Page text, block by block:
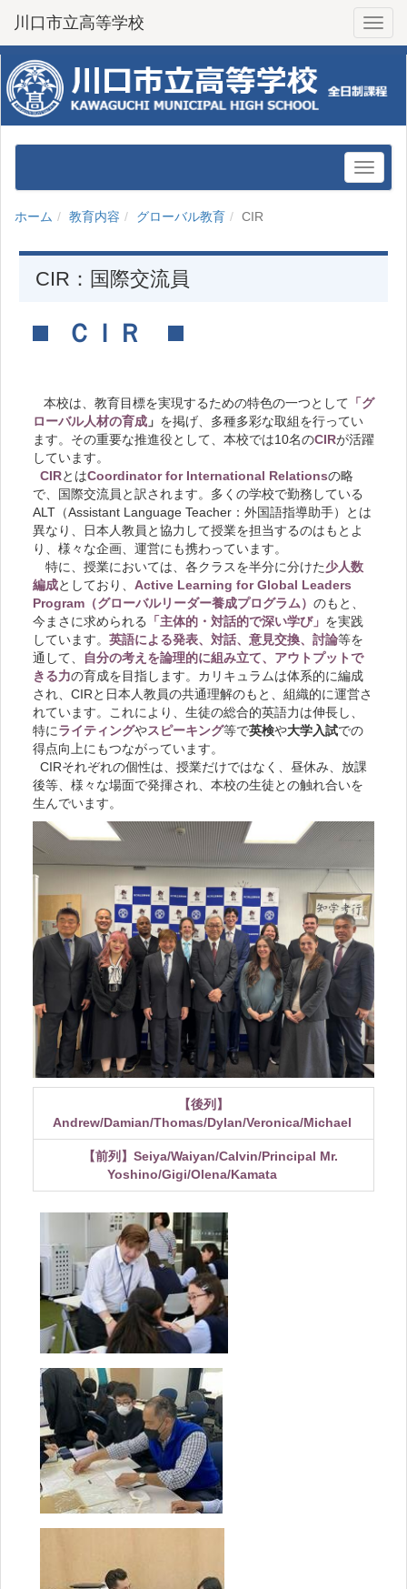
川口市立高等学校
ホーム 教育内容 グローバル教育 CIR
CIR：国際交流員
ＣＩＲ
本校は、教育目標を実現するための特色の一つとして 「グ
ローバル人材の育成 」 を掲げ、多種多彩な取組を行ってい
ます。その重要な推進役として、本校では10名のCIRが活躍
しています。
CIRとはCoordinator for International Relationsの略
で、国際交流員と訳されます。多くの学校で勤務している
ALT（Assistant Language Teacher：外国語指導助手）とは
異なり、日本人教員と協力して授業を担当するのはもとよ
り、様々な企画、運営にも携わっています。
特に、授業においては、各クラスを半分に分けた少人数
編成としており、 Active Learning for Global Leaders
Program（グローバルリーダー養成プログラム） のもと、
今まさに求められる
「主体的・対話的で深い学び」 を実践
しています。 英語による発表、対話、意見交換、討論等を
通して、
自分の考えを論理的に組み立て、アウトプットで
きる力の育成を目指します。カリキュラムは体系的に編成
され、CIRと日本人教員の共通理解のもと、組織的に運営さ
れています。これにより、生徒の総合的英語力は伸長し、
特にライティングやスピーキング等で英検や大学入試での
得点向上にもつながっています。
CIRそれぞれの個性は、授業だけではなく、昼休み、放課
後等、様々な場面で発揮され、本校の生徒との触れ合いを
生んでいます。
【後列】
Andrew/Damian/Thomas/Dylan/Veronica/Michael
【前列】Seiya/Waiyan/Calvin/Principal Mr.
Yoshino/Gigi/Olena/Kamata